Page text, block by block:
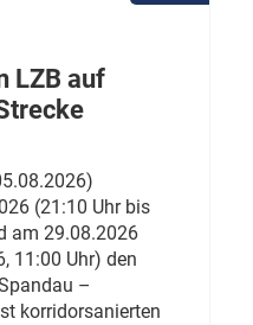
LZB auf
(21:10 Uhr bis
am 29.08.2026
11:00 Uhr) den
–
korridorsanierten